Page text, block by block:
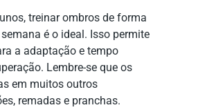
treinar ombros de forma
é o ideal. Isso permite
a adaptação e tempo
Lembre-se que os
em muitos outros
remadas e pranchas.